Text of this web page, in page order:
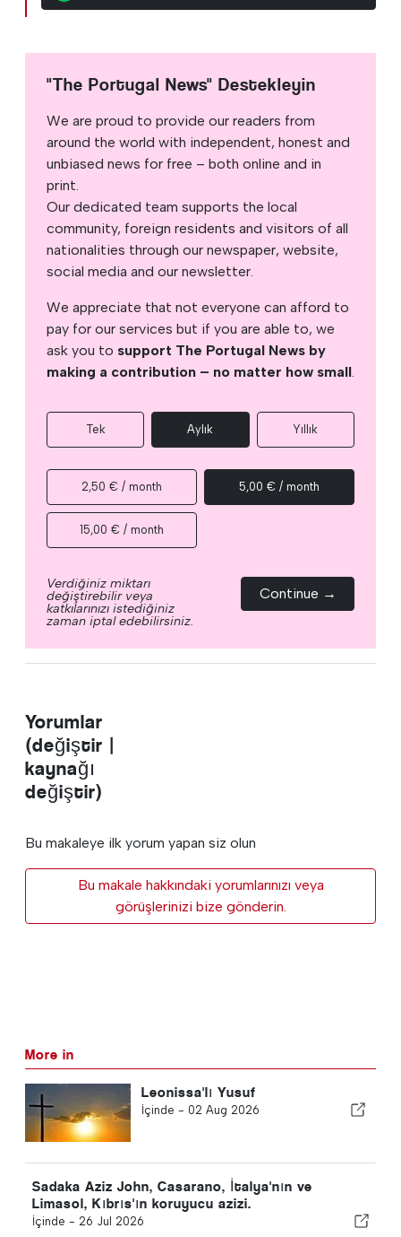
"The Portugal News" Destekleyin
We are proud to provide our readers from
around the world with independent, honest and
unbiased news for free – both online and in
print.
Our dedicated team supports the local
community, foreign residents and visitors of all
nationalities through our newspaper, website,
social media and our newsletter.
We appreciate that not everyone can afford to
pay for our services but if you are able to, we
ask you to support The Portugal News by
making a contribution – no matter how small
Tek Aylık Yıllık
2,50 € / month 5,00 € / month
15,00 € / month
Verdiğiniz miktarı
değiştirebilir veya
katkılarınızı istediğiniz
zaman iptal edebilirsiniz.
Continue →
Yorumlar
(değiştir |
kaynağı
değiştir)
Bu makaleye ilk yorum yapan siz olun
Bu makale hakkındaki yorumlarınızı veya
görüşlerinizi bize gönderin.
More in
Leonissa'lı Yusuf
İçinde - 02 Aug 2026
Sadaka Aziz John, Casarano, İtalya'nın ve
Limasol, Kıbrıs'ın koruyucu azizi.
İçinde - 26 Jul 2026